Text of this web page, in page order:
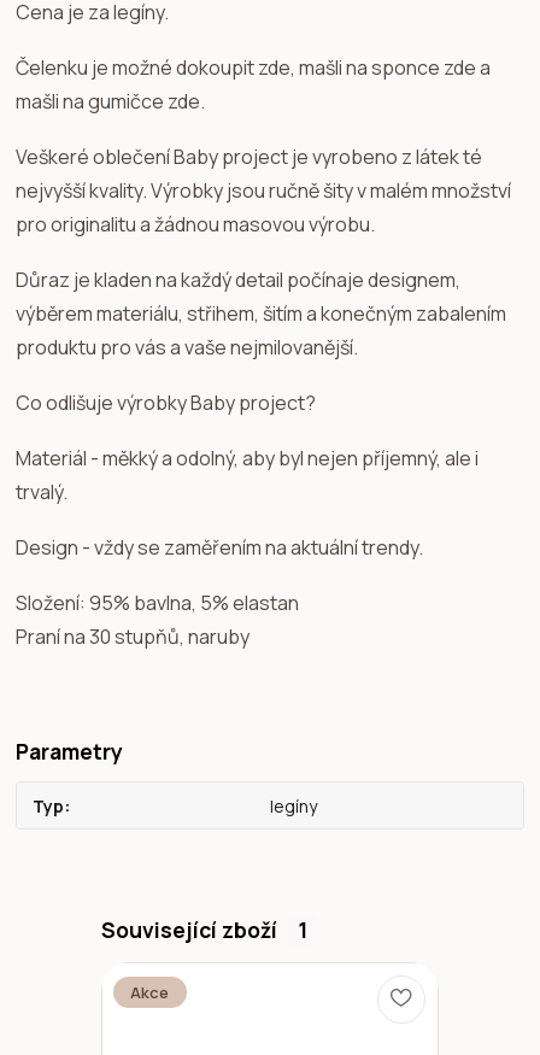
Cena je za legíny.
Čelenku je možné dokoupit zde, mašli na sponce zde a
mašli na gumičce zde.
Veškeré oblečení Baby project je vyrobeno z látek té
nejvyšší kvality. Výrobky jsou ručně šity v malém množství
pro originalitu a žádnou masovou výrobu.
Důraz je kladen na každý detail počínaje designem,
výběrem materiálu, střihem, šitím a konečným zabalením
produktu pro vás a vaše nejmilovanější.
Co odlišuje výrobky Baby project?
Materiál - měkký a odolný, aby byl nejen příjemný, ale i
trvalý.
Design - vždy se zaměřením na aktuální trendy.
Složení: 95% bavlna, 5% elastan
Praní na 30 stupňů, naruby
Parametry
Typ legíny
Související zboží 1
Akce